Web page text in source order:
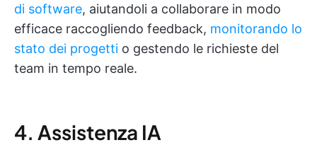
di software, aiutandoli a collaborare in modo
efficace raccogliendo feedback, monitorando lo
stato dei progetti o gestendo le richieste del
team in tempo reale.
4. Assistenza IA